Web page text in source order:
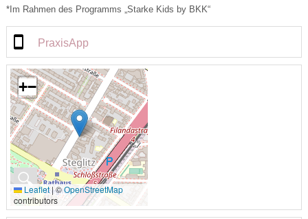
*Im Rahmen des Programms „Starke Kids by BKK“
PraxisApp
🔍
+−
Leaflet|©OpenStreetMap
contributors